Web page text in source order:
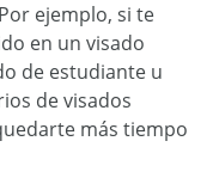
ejemplo, si te
en un visado
de estudiante u
de visados
más tiempo